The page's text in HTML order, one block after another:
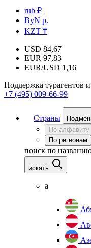
rub ₽
ByN р.
KZT ₸
USD 84,67
EUR 97,83
EUR/USD 1,16
Поддержка турагентов
+7 (495) 009-66-99
Страны
По алфавиту
По регионам
поиск по
искать
а